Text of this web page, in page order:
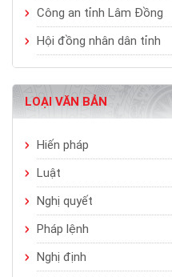
Công an tỉnh Lâm Đồng
Hội đồng nhân dân tỉnh
LOẠI VĂN BẢN
Hiến pháp
Luật
Nghị quyết
Pháp lệnh
Nghị định